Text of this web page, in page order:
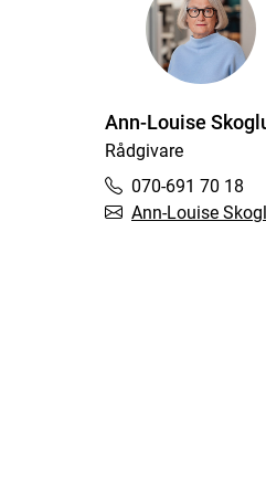
Ann-Louise
Rådgivare
070-691 70 18
Ann-Louise